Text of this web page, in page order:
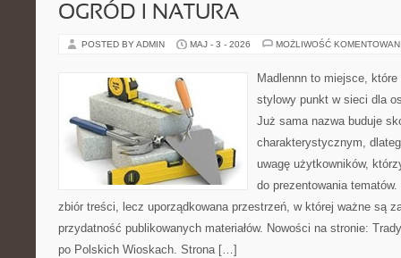
OGRÓD I NATURA
POSTED BY ADMIN MAJ - 3 - 2026 MOŻLIWOŚĆ
Madlennn to miejsce,
stylowy punkt w sieci dla
Już sama nazwa buduje
charakterystycznym,
uwagę użytkowników,
do prezentowania
zbiór treści, lecz uporządkowana przestrzeń, w której ważne są
przydatność publikowanych materiałów. Nowości na stronie:
po Polskich Wioskach. Strona […]